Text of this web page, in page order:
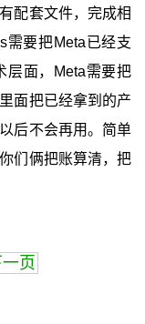
配套文件，完成相
需要把Meta已经支
层面，Meta需要把
面把已经拿到的产
后不会再用。简单
们俩把账算清，把
页